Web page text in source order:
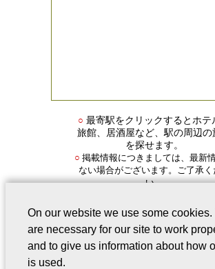
○ 最寄駅をクリックするとホテ
旅館、居酒屋など、駅の周辺の
を探せます。
○ 掲載情報につきましては、最新
ない場合がございます。ご了承く
い。
On our website we use some cookies.
are necessary for our site to work
and to give us information about how
is used.